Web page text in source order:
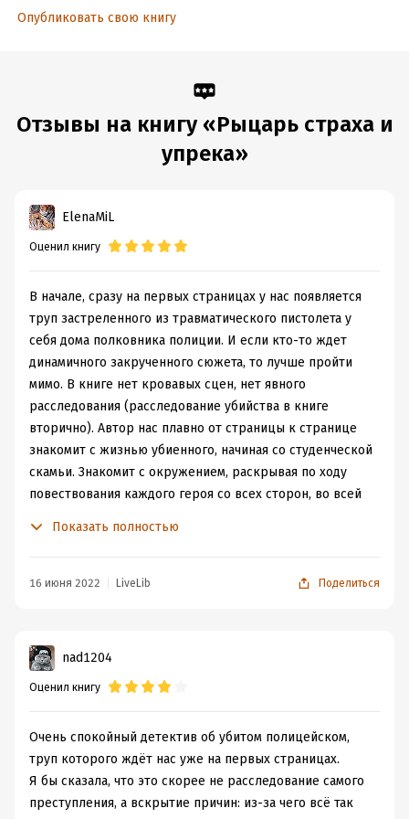
Опубликовать свою книгу
Отзывы на книгу «Рыцарь страха и
упрека»
ElenaMiL
Оценил книгу
В начале, сразу на первых страницах у нас появляется
труп застреленного из травматического пистолета у
себя дома полковника полиции. И если кто-то ждет
динамичного закрученного сюжета, то лучше пройти
мимо. В книге нет кровавых сцен, нет явного
расследования (расследование убийства в книге
вторично). Автор нас плавно от страницы к странице
знакомит с жизнью убиенного, начиная со студенческой
скамьи. Знакомит с окружением, раскрывая по ходу
повествования каждого героя со всех сторон, во всей
придумано, все "списано с жизни". Мне лично очень
(и не просто с меня писали, а просто описали детально
мою "замечательную" жизнь). К слову, место работы
жертвы - всю систему правоохранительных органов -
по сути, каждое слово в точку. но "Америку не
открыла" - каждый это знает.
В итоге, злодей найден. Только вот кто настоящий
злодей - жертва или "палач"???????
Показать полностью
16 июня 2022 LiveLib Поделиться
nad1204
Оценил книгу
Очень спокойный детектив об убитом полицейском,
труп которого ждёт нас уже на первых страницах.
Я бы сказала, что это скорее не расследование самого
преступления, а вскрытие причин: из-за чего всё так